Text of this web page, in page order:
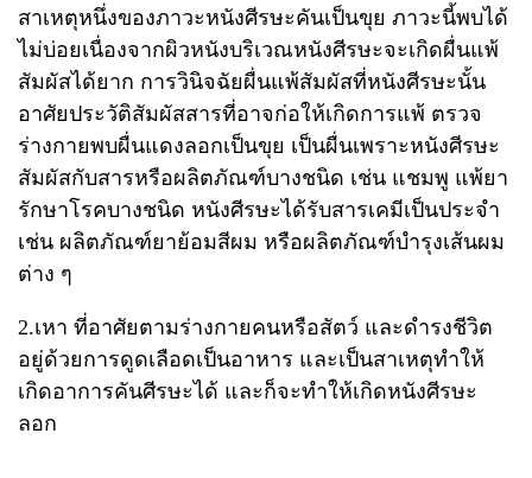
สาเหตุหนึ่งของภาวะหนังศีรษะคันเป็นขุย ภาวะนี้พบได้
ไม่บ่อยเนื่องจากผิวหนังบริเวณหนังศีรษะจะเกิดผื่นแพ้
สัมผัสได้ยาก การวินิจฉัยผื่นแพ้สัมผัสที่หนังศีรษะนั้น
อาศัยประวัติสัมผัสสารที่อาจก่อให้เกิดการแพ้ ตรวจ
ร่างกายพบผื่นแดงลอกเป็นขุย เป็นผื่นเพราะหนังศีรษะ
สัมผัสกับสารหรือผลิตภัณฑ์บางชนิด เช่น แชมพู แพ้ยา
รักษาโรคบางชนิด หนังศีรษะได้รับสารเคมีเป็นประจำ
เช่น ผลิตภัณฑ์ยาย้อมสีผม หรือผลิตภัณฑ์บำรุงเส้นผม
ต่าง ๆ
2.เหา ที่อาศัยตามร่างกายคนหรือสัตว์ และดำรงชีวิต
อยู่ด้วยการดูดเลือดเป็นอาหาร และเป็นสาเหตุทำให้
เกิดอาการคันศีรษะได้ และก็จะทำให้เกิดหนังศีรษะ
ลอก